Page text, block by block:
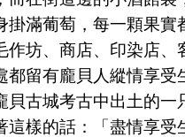
掛滿葡萄，每一顆果實
作坊、商店、印染店、
都留有龐貝人縱情享受
貝古城考古中出土的一
這樣的話：
「盡情享受